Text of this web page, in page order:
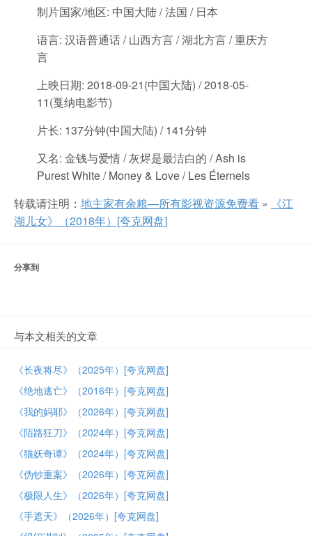
制片国家/地区: 中国大陆 / 法国 / 日本
语言: 汉语普通话 / 山西方言 / 湖北方言 / 重庆方
言
上映日期: 2018-09-21(中国大陆) / 2018-05-
11(戛纳电影节)
片长: 137分钟(中国大陆) / 141分钟
又名: 金钱与爱情 / 灰烬是最洁白的 / Ash is
Purest White / Money & Love / Les Éternels
转载请注明： 地主家有余粮—所有影视资源免费看 »
《江
湖儿女》（2018年）[夸克网盘]
分享到
与本文相关的文章
《长夜将尽》（2025年）[夸克网盘]
《绝地逃亡》（2016年）[夸克网盘]
《我的妈耶》（2026年）[夸克网盘]
《陌路狂刀》（2024年）[夸克网盘]
《猫妖奇谭》（2024年）[夸克网盘]
《伪钞重案》（2026年）[夸克网盘]
《极限人生》（2026年）[夸克网盘]
《手遮天》（2026年）[夸克网盘]